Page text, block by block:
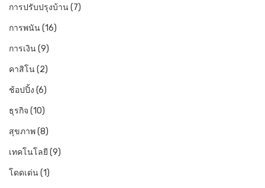
การปรับปรุงบ้าน(7)
การพนัน(16)
การเงิน(9)
คาสิโน(2)
ช้อปปิ้ง (6)
ธุรกิจ (10)
สุขภาพ(8)
เทคโนโลยี (9)
โดดเด่น(1)